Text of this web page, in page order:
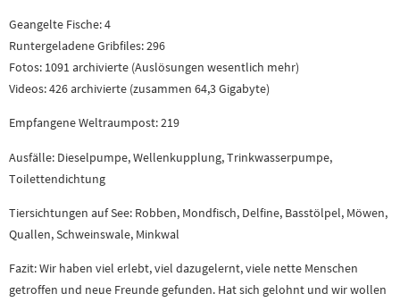
Geangelte Fische: 4
Runtergeladene Gribfiles: 296
Fotos: 1091 archivierte (Auslösungen wesentlich mehr)
Videos: 426 archivierte (zusammen 64,3 Gigabyte)
Empfangene Weltraumpost: 219
Ausfälle: Dieselpumpe, Wellenkupplung, Trinkwasserpumpe,
Toilettendichtung
Tiersichtungen auf See: Robben, Mondfisch, Delfine, Basstölpel, Möwen,
Quallen, Schweinswale, Minkwal
Fazit: Wir haben viel erlebt, viel dazugelernt, viele nette Menschen
getroffen und neue Freunde gefunden. Hat sich gelohnt und wir wollen